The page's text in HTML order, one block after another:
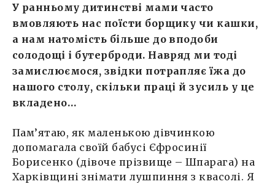
У ранньому дитинстві мами часто
вмовляють нас поїсти борщику чи кашки,
а нам натомість більше до вподоби
солодощі і бутерброди. Навряд ми тоді
замислюємося, звідки потрапляє їжа до
нашого столу, скільки праці й зусиль у це
вкладено…
Пам’ятаю, як маленькою дівчинкою
допомагала своїй бабусі Єфросинії
Борисенко (дівоче прізвище – Шпарага) на
Харківщині знімати лушпиння з квасолі. Я